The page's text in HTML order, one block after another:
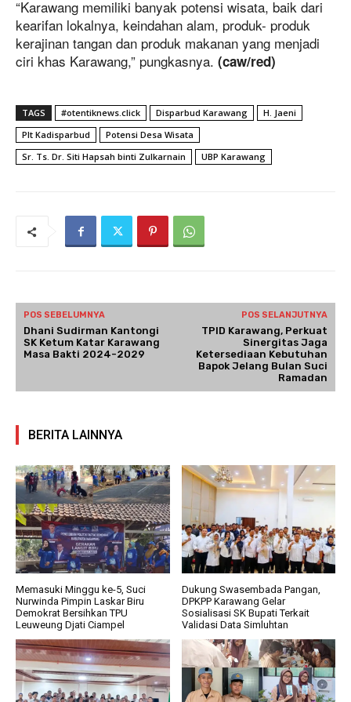
“Karawang memiliki banyak potensi wisata, baik dari
kearifan lokalnya, keindahan alam, produk- produk
kerajinan tangan dan produk makanan yang menjadi
ciri khas Karawang,” pungkasnya. (caw/red)
TAGS #otentiknews.click Disparbud Karawang
H. Jaeni
Plt Kadisparbud
Potensi Desa Wisata
Sr. Ts. Dr. Siti Hapsah binti Zulkarnain
UBP Karawang
POS SEBELUMNYA
Dhani Sudirman Kantongi
SK Ketum Katar Karawang
Masa Bakti 2024-2029
POS SELANJUTNYA
TPID Karawang, Perkuat
Sinergitas Jaga
Ketersediaan Kebutuhan
Bapok Jelang Bulan Suci
Ramadan
BERITA LAINNYA
Memasuki Minggu ke-5, Suci
Nurwinda Pimpin Laskar Biru
Demokrat Bersihkan TPU
Leuweung Djati Ciampel
Dukung Swasembada Pangan,
DPKPP Karawang Gelar
Sosialisasi SK Bupati Terkait
Validasi Data Simluhtan